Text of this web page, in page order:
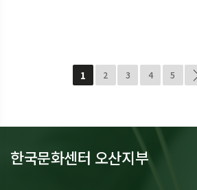
1 2 3 4 5
한국문화센터 오산지부